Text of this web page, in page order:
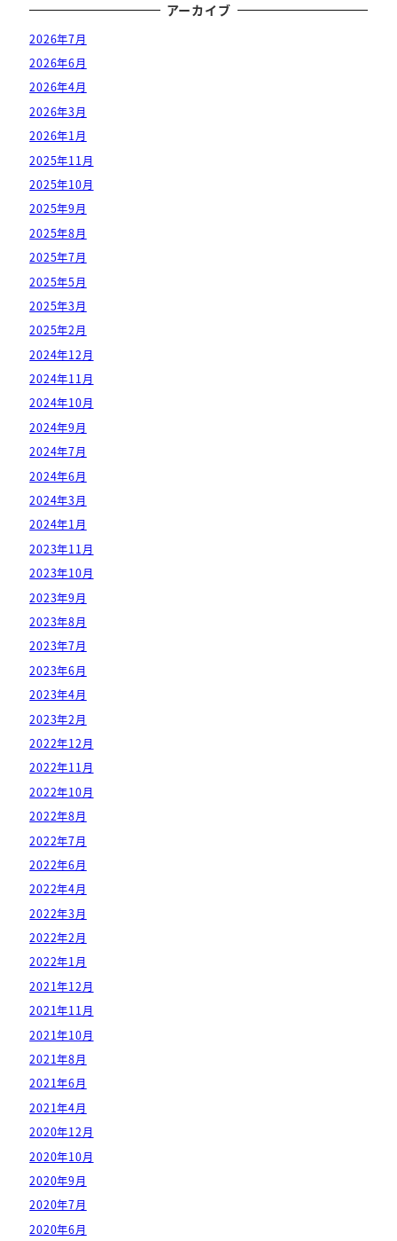
アーカイブ
2026年7月
2026年6月
2026年4月
2026年3月
2026年1月
2025年11月
2025年10月
2025年9月
2025年8月
2025年7月
2025年5月
2025年3月
2025年2月
2024年12月
2024年11月
2024年10月
2024年9月
2024年7月
2024年6月
2024年3月
2024年1月
2023年11月
2023年10月
2023年9月
2023年8月
2023年7月
2023年6月
2023年4月
2023年2月
2022年12月
2022年11月
2022年10月
2022年8月
2022年7月
2022年6月
2022年4月
2022年3月
2022年2月
2022年1月
2021年12月
2021年11月
2021年10月
2021年8月
2021年6月
2021年4月
2020年12月
2020年10月
2020年9月
2020年7月
2020年6月